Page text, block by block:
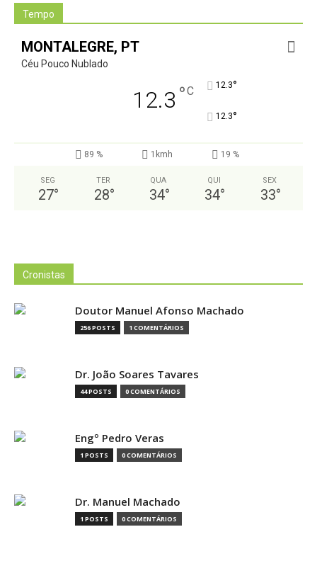
Tempo
MONTALEGRE, PT
Céu Pouco Nublado
12.3 °C 12.3°
12.3°
89 % 1kmh 19 %
SEG
27°
TER
28°
QUA
34°
QUI
34°
SEX
33°
Cronistas
Doutor Manuel Afonso Machado
256 POSTS 1 COMENTÁRIOS
Dr. João Soares Tavares
44 POSTS 0 COMENTÁRIOS
Engº Pedro Veras
1 POSTS 0 COMENTÁRIOS
Dr. Manuel Machado
1 POSTS 0 COMENTÁRIOS